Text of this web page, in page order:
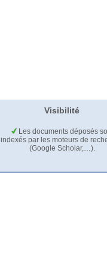
Visibilité
Les documents déposés
indexés par les moteurs de
(Google Scholar,…).